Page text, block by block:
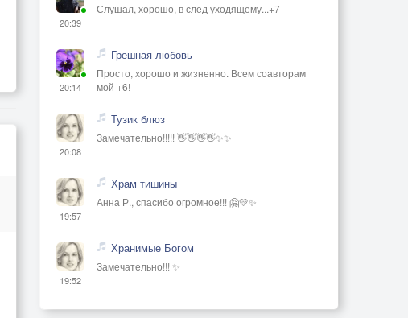
20:39
Слушал, хорошо, в след уходящему...+7
20:14
Грешная любовь
Просто, хорошо и жизненно. Всем соавторам
мой +6!
20:08
Тузик блюз
Замечательно!!!!! 👋👋👋👋✨✨
19:57
Храм тишины
Анна Р., спасибо огромное!!! 🤗💛✨
19:52
Хранимые Богом
Замечательно!!! ✨